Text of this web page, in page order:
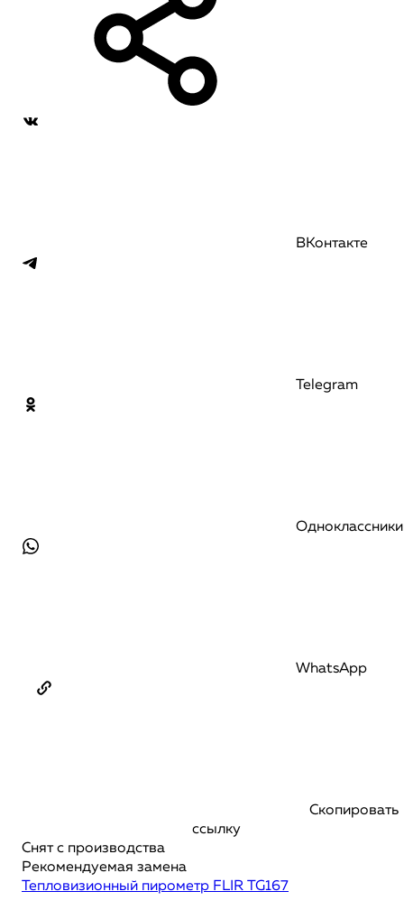
ВКонтакте
Telegram
Одноклассники
WhatsApp
Скопировать
ссылку
Снят с производства
Рекомендуемая замена
Тепловизионный пирометр FLIR TG167